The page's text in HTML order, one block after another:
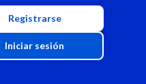
Registrarse
Iniciar sesión